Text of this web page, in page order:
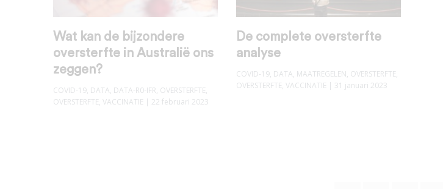
Wat kan de bijzondere
oversterfte in Australië ons
zeggen?
COVID-19, DATA, DATA-R0-IFR, OVERSTERFTE,
OVERSTERFTE, VACCINATIE | 22 februari 2023
De complete oversterfte
analyse
COVID-19, DATA, MAATREGELEN, OVERSTERFTE,
OVERSTERFTE, VACCINATIE | 31 januari 2023